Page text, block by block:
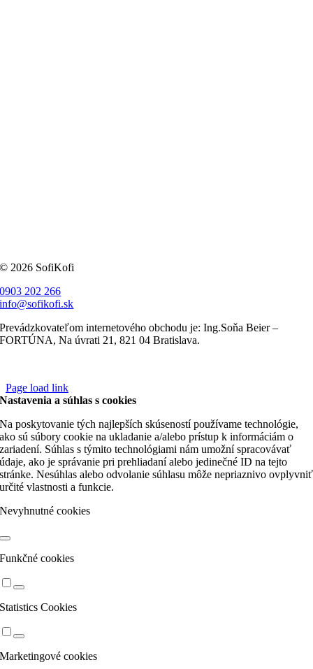
© 2026 SofiKofi
0903 202 266
info@sofikofi.sk
Prevádzkovateľom internetového obchodu je: Ing.Soňa Beier –
FORTÚNA, Na úvrati 21, 821 04 Bratislava.
Page load link
Nastavenia a súhlas s cookies
Na poskytovanie tých najlepších skúseností používame technológie,
ako sú súbory cookie na ukladanie a/alebo prístup k informáciám o
zariadení. Súhlas s týmito technológiami nám umožní spracovávať
údaje, ako je správanie pri prehliadaní alebo jedinečné ID na tejto
stránke. Nesúhlas alebo odvolanie súhlasu môže nepriaznivo ovplyvniť
určité vlastnosti a funkcie.
Nevyhnutné cookies
Funkčné cookies
Statistics Cookies
Marketingové cookies